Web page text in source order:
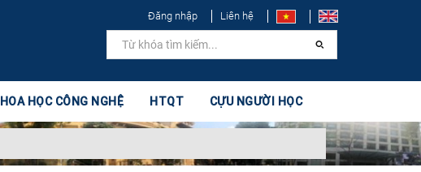
Đăng nhập Liên hệ
HỌC CÔNG NGHỆ HTQT CỰU NGƯỜI HỌC